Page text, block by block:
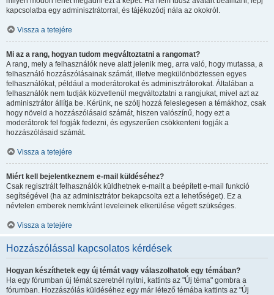
kapcsolatba egy adminisztrátorral, és tájékozódj nála az okokról.
Vissza a tetejére
Mi az a rang, hogyan tudom megváltoztatni a rangomat?
A rang, mely a felhasználók neve alatt jelenik meg, arra való, hogy mutassa, a
felhasználó hozzászólásainak számát, illetve megkülönböztessen egyes
felhasználókat, például a moderátorokat és adminisztrátorokat. Általában a
felhasználók nem tudják közvetlenül megváltoztatni a rangjukat, mivel azt az
adminisztrátor állítja be. Kérünk, ne szólj hozzá feleslegesen a témákhoz, csak
hogy növeld a hozzászólásaid számát, hiszen valószínű, hogy ezt a
moderátorok fel fogják fedezni, és egyszerűen csökkenteni fogják a
hozzászólásaid számát.
Vissza a tetejére
Miért kell bejelentkeznem e-mail küldéséhez?
Csak regisztrált felhasználók küldhetnek e-mailt a beépített e-mail funkció
segítségével (ha az adminisztrátor bekapcsolta ezt a lehetőséget). Ez a
névtelen emberek nemkívánt leveleinek elkerülése végett szükséges.
Vissza a tetejére
Hozzászólással kapcsolatos kérdések
Hogyan készíthetek egy új témát vagy válaszolhatok egy témában?
Ha egy fórumban új témát szeretnél nyitni, kattints az "Új téma" gombra a
fórumban. Hozzászólás küldéséhez egy már létező témába kattints az "Új